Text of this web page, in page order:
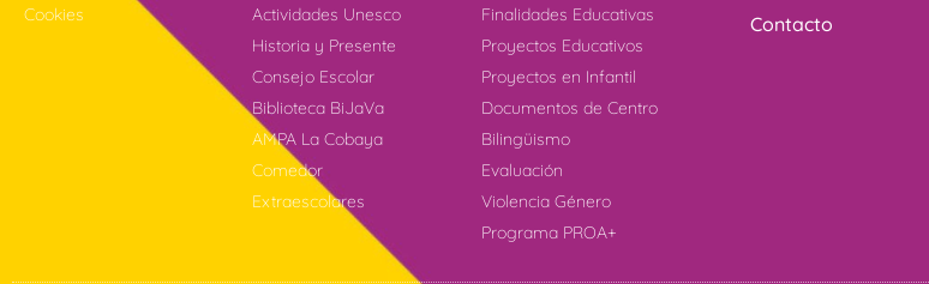
Cookies
Actividades Unesco
Historia y Presente
Consejo Escolar
Biblioteca BiJaVa
AMPA La Cobaya
Comedor
Extraescolares
Finalidades Educativas
Proyectos Educativos
Proyectos en Infantil
Documentos de Centro
Bilingüismo
Evaluación
Violencia Género
Programa PROA+
Contacto